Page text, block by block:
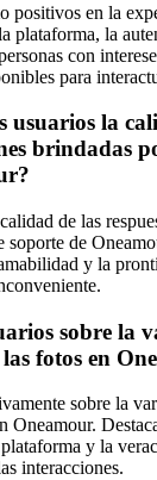
positivos en la
plataforma, la
con
para
usuarios la
brindadas
de las
de
y la
sobre la
fotos en
sobre la
Oneamour.
y la
interacciones.